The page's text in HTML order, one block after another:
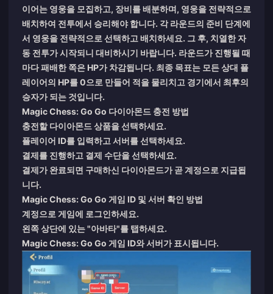
이어는 영웅을 모집하고, 장비를 배분하며, 영웅을 전략적으로
배치하여 전투에서 승리해야 합니다. 각 라운드의 준비 단계에
서 영웅을 전략적으로 선택하고 배치하세요. 그 후, 치열한 자
동 전투가 시작되니 대비하시기 바랍니다. 라운드가 진행될 때
마다 패배한 쪽은 HP가 차감됩니다. 최종 목표는 모든 상대 플
레이어의 HP를 0으로 만들어 적을 물리치고 경기에서 최후의
승자가 되는 것입니다.
Magic Chess: Go Go 다이아몬드 충전 방법
충전할 다이아몬드 상품을 선택하세요.
플레이어 ID를 입력하고 서버를 선택하세요.
결제를 진행하고 결제 수단을 선택하세요.
결제가 완료되면 구매하신 다이아몬드가 곧 계정으로 지급됩
니다.
Magic Chess: Go Go 게임 ID 및 서버 확인 방법
계정으로 게임에 로그인하세요.
왼쪽 상단에 있는 "아바타"를 탭하세요.
Magic Chess: Go Go 게임 ID와 서버가 표시됩니다.